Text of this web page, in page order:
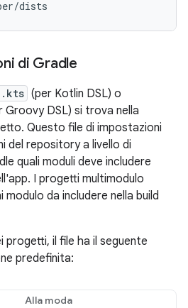
di Gradle
(per Kotlin DSL) o
Groovy DSL) si trova nella
Questo file di impostazioni
del repository a livello di
quali moduli deve includere
I progetti multimodulo
da includere nella build
progetti, il file ha il seguente
predefinita:
Alla moda